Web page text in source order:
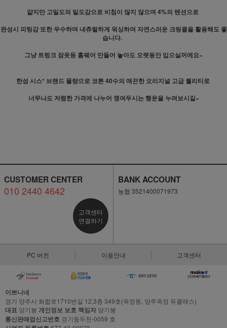
얇지만 고밀도의 밀도감으로 비침이 많지 않으며 4%의 텐션으로
완성시 피팅감 또한 우수하며 내츄럴하게 워싱하여 자연스러운 크링클을 활용해도 좋
습니다.
그냥 트렁크 잠옷등 홈웨어 만들어 놓아도 오랫동안 입으실꺼에요~
한섬 시스* 브랜드 물량으로 코튼 40수의 매끈한 오리지널 고급 퀄리티로
너무나도 저렴한 가격에 나누어 쟁여두시는 행운을 누려보시길~
CUSTOMER CENTER
010 2440 4642
고객센터
연결하기
BANK ACCOUNT
농협 3521400071973
PC 버전 이용안내 고객센터
이쁘니네
경기 양주시 화합로1710번길 12,3층 349호(옥정동, 양주옥정 듀클래스)
대표 양기봉 개인정보 보호 책임자 양기봉
통신판매업신고번호 경기동두천-0059 호